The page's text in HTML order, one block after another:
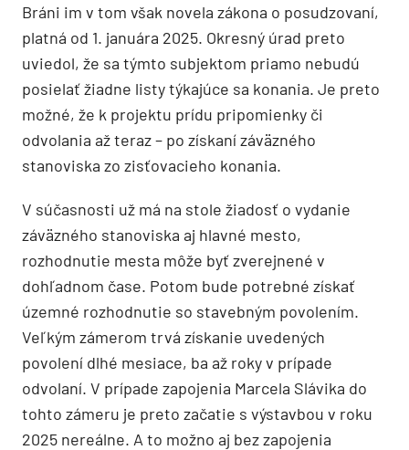
Bráni im v tom však novela zákona o posudzovaní,
platná od 1. januára 2025. Okresný úrad preto
uviedol, že sa týmto subjektom priamo nebudú
posielať žiadne listy týkajúce sa konania. Je preto
možné, že k projektu prídu pripomienky či
odvolania až teraz – po získaní záväzného
stanoviska zo zisťovacieho konania.
V súčasnosti už má na stole žiadosť o vydanie
záväzného stanoviska aj hlavné mesto,
rozhodnutie mesta môže byť zverejnené v
dohľadnom čase. Potom bude potrebné získať
územné rozhodnutie so stavebným povolením.
Veľkým zámerom trvá získanie uvedených
povolení dlhé mesiace, ba až roky v prípade
odvolaní. V prípade zapojenia Marcela Slávika do
tohto zámeru je preto začatie s výstavbou v roku
2025 nereálne. A to možno aj bez zapojenia